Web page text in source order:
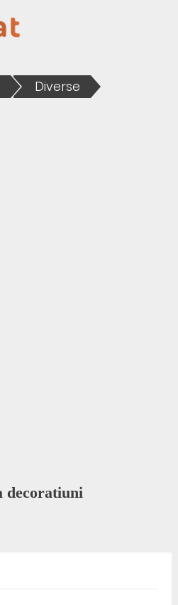
Diverse
decoratiuni